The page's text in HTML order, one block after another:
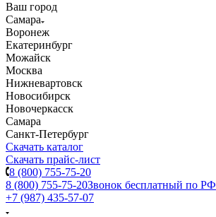
Ваш город
Самара
Воронеж
Екатеринбург
Можайск
Москва
Нижневартовск
Новосибирск
Новочеркасск
Самара
Санкт-Петербург
Скачать каталог
Скачать прайс-лист
8 (800) 755-75-20
8 (800) 755-75-20Звонок бесплатный по РФ
+7 (987) 435-57-07